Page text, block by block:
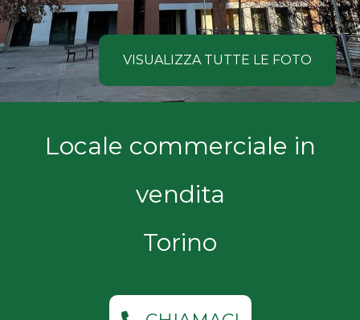
VISUALIZZA TUTTE LE FOTO
Locale commerciale in
vendita
Torino
COSA
CERCANO
NOSTRI
Comune
Tipologia